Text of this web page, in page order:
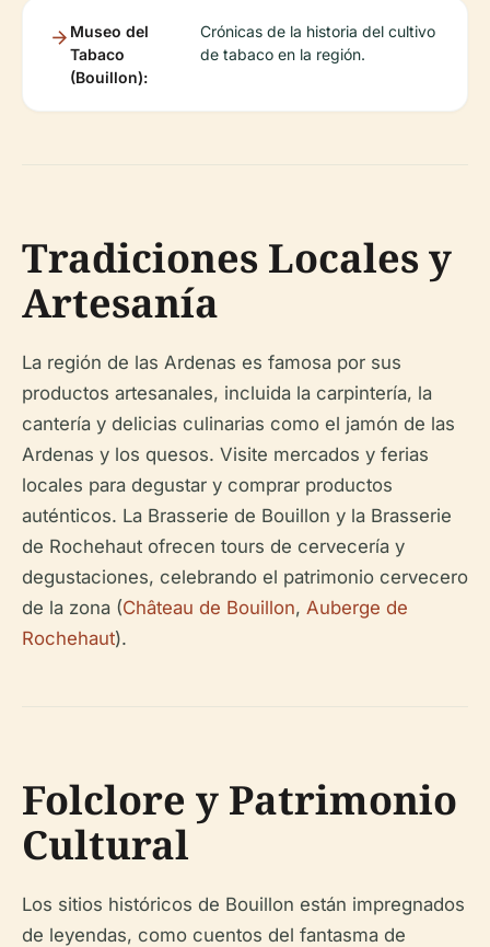
Museo del
Tabaco
(Bouillon):
Crónicas de la historia del cultivo
de tabaco en la región.
Tradiciones Locales y
Artesanía
La región de las Ardenas es famosa por sus
productos artesanales, incluida la carpintería, la
cantería y delicias culinarias como el jamón de las
Ardenas y los quesos. Visite mercados y ferias
locales para degustar y comprar productos
auténticos. La Brasserie de Bouillon y la Brasserie
de Rochehaut ofrecen tours de cervecería y
degustaciones, celebrando el patrimonio cervecero
de la zona (Château de Bouillon, Auberge de
Rochehaut).
Folclore y Patrimonio
Cultural
Los sitios históricos de Bouillon están impregnados
de leyendas, como cuentos del fantasma de